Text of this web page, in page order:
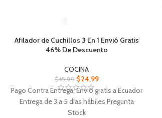
Afilador de Cuchillos 3 En 1 Envió Gratis
46% De Descuento
COCINA
$45,99 $24,99
Pago Contra Entrega, Envió gratis a Ecuador
Entrega de 3 a 5 días hábiles Pregunta
Stock